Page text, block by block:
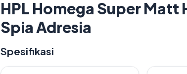
HPL Homega Super Matt
Spia Adresia
Spesifikasi